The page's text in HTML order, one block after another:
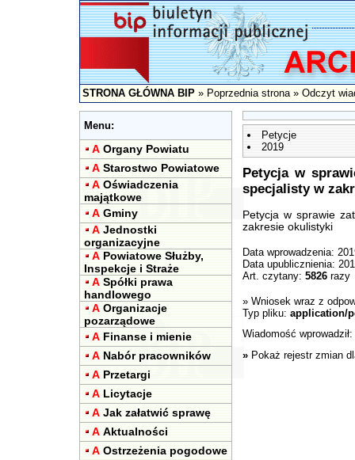
STRONA GŁÓWNA BIP»Poprzednia strona» Odczyt
Menu:
A Organy Powiatu
A Starostwo Powiatowe
A Oświadczenia
majątkowe
A Gminy
A Jednostki
organizacyjne
A Powiatowe Służby,
Inspekcje i Straże
A Spółki prawa
handlowego
A Organizacje
pozarządowe
A Finanse i mienie
A Nabór pracowników
A Przetargi
A Licytacje
A Jak załatwić sprawę
A Aktualności
A Ostrzeżenia pogodowe
Petycje
2019
Petycja w
specjalisty w
Petycja w sprawie
zakresie okulistyki
Data wprowadzenia:
Data upublicznienia:
Art. czytany: 5826razy
» Wniosek wraz z
Typ pliku: application/
Wiadomość wprowadził:
» Pokaż rejestr zmian